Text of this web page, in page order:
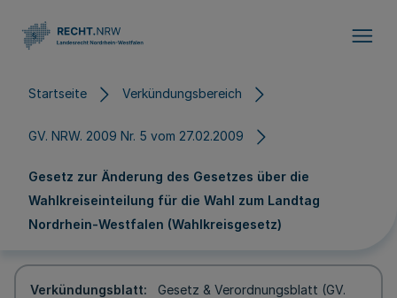
Startseite Verkündungsbereich
GV. NRW. 2009 Nr. 5 vom 27.02.2009
Gesetz zur Änderung des Gesetzes über die
Wahlkreiseinteilung für die Wahl zum Landtag
Nordrhein-Westfalen (Wahlkreisgesetz)
Verkündungsblatt
Gesetz & Verordnungsblatt (GV.